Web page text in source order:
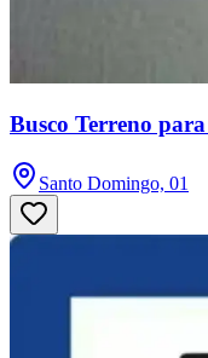
Busco Terreno
Santo Domingo, 01